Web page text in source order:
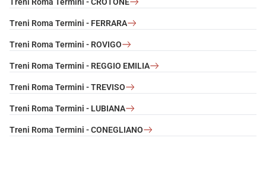
Treni Roma Termini - FERRARA
Treni Roma Termini - ROVIGO
Treni Roma Termini - REGGIO EMILIA
Treni Roma Termini - TREVISO
Treni Roma Termini - LUBIANA
Treni Roma Termini - CONEGLIANO